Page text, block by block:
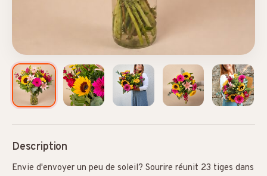
Description
Envie d'envoyer un peu de soleil? Sourire réunit 23 tiges dans